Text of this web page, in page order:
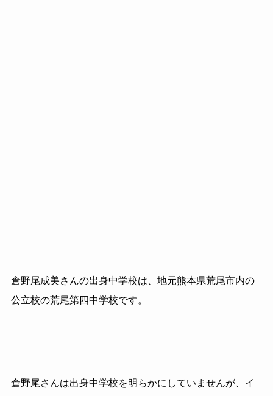
倉野尾成美さんの出身中学校は、地元熊本県荒尾市内の
公立校の荒尾第四中学校です。
倉野尾さんは出身中学校を明らかにしていませんが、イ